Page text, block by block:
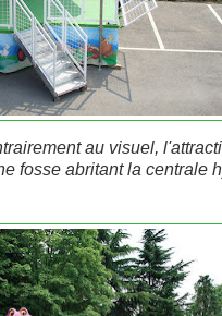
au visuel,
fosse abritant la centrale